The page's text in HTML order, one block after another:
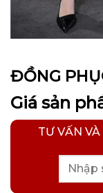
ĐỒNG
Giá sản
TƯ VẤN